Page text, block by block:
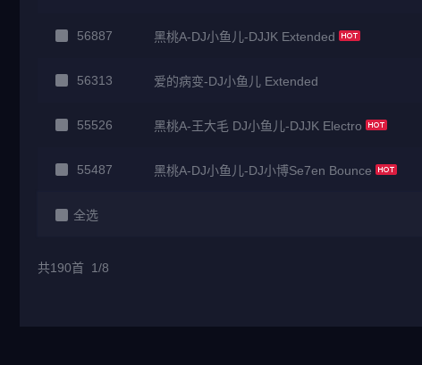
56887 黑桃A-DJ小鱼儿-DJJK Extended
56313 爱的病变-DJ小鱼儿 Extended
55526 黑桃A-王大毛 DJ小鱼儿-DJJK Electro
55487 黑桃A-DJ小鱼儿-DJ小博Se7en Bounce
全选
共190首 1/8